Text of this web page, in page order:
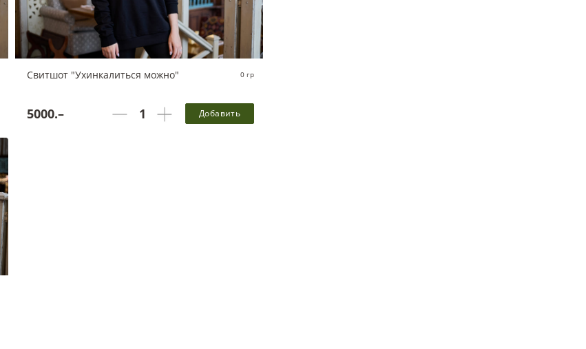
Белки - 0 г, Жиры - 0 г, Углеводы - 0 г, 0 ккал в одной
Свитшот "Ухинкалиться можно" 0 гр
5000.– Добавить